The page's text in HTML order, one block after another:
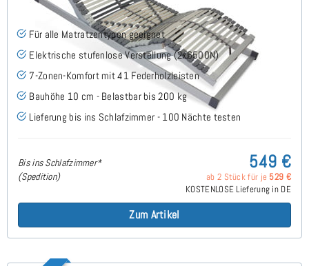
Für alle Matratzentypen geeignet
Elektrische stufenlose Verstellung (2x6500N)
7-Zonen-Komfort mit 41 Federholzleisten
Bauhöhe 10 cm - Belastbar bis 200 kg
Lieferung bis ins Schlafzimmer - 100 Nächte testen
Bis ins Schlafzimmer*
(Spedition)
549 €
ab 2 Stück für je 529 €
KOSTENLOSE Lieferung in DE
Zum Artikel